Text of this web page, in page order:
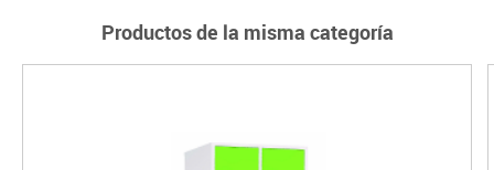
Productos de la misma categoría